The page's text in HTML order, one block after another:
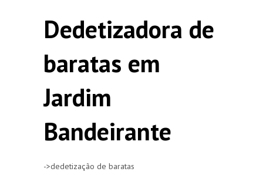
Dedetizadora de
baratas em
Jardim
Bandeirante
->dedetização de baratas